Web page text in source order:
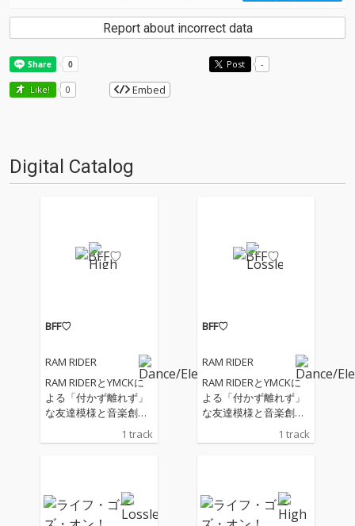
Report about incorrect data
Post -
Like! 0 Embed
Digital Catalog
BFF♡
RAM RIDER
RAM RIDERとYMCKに
よる「付かず離れず」
な友達模様と音楽創作
い形の「友情」ソン
バー全員参加のコーラ
スワークにも注目！
1 track
BFF♡
RAM RIDER
RAM RIDERとYMCKに
よる「付かず離れず」
な友達模様と音楽創作
への愛情を込めた新し
い形の「友情」ソン
バー全員参加のコーラ
スワークにも注目！
1 track